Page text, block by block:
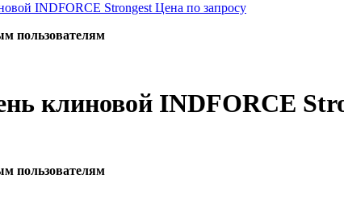
INDFORCE Strongest Цена по запросу
пользователям
клиновой INDFORCE
пользователям